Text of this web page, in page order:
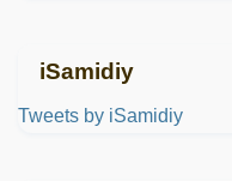
iSamidiy
Tweets by iSamidiy